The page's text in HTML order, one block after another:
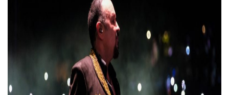
Entregan Aparato Auditivo A Don Juan Ramírez En Puerto
Juan Carlos Castro Realiza Asamblea Informativa En La
Huracán En Formación Podría Generar Oleaje Elevado En
Viajar A Puerto Vallarta Este Verano Puede Costar Hasta
Buscan Reducir Riesgos Por Cocodrilos En Playas De
Plantean “Ley Don Juanito” Al Diputado Federal Bruno
Vecinos De La Playita Reciben A Juan Carlos Castro
Asesinan En Oaxaca Al Periodista Francisco Alejandro